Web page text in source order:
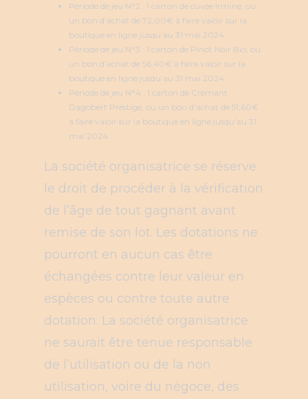
Période de jeu N°2 : 1 carton de cuvée Irmine, ou
un bon d’achat de 72,00€ à faire valoir sur la
boutique en ligne jusqu’au 31 mai 2024.
Période de jeu N°3 : 1 carton de Pinot Noir Bio, ou
un bon d’achat de 56,40€ à faire valoir sur la
boutique en ligne jusqu’au 31 mai 2024.
Période de jeu N°4 : 1 carton de Crémant
Dagobert Prestige, ou un bon d’achat de 51,60€
à faire valoir sur la boutique en ligne jusqu’au 31
mai 2024.
La société organisatrice se réserve
le droit de procéder à la vérification
de l’âge de tout gagnant avant
remise de son lot. Les dotations ne
pourront en aucun cas être
échangées contre leur valeur en
espèces ou contre toute autre
dotation. La société organisatrice
ne saurait être tenue responsable
de l’utilisation ou de la non
utilisation, voire du négoce, des